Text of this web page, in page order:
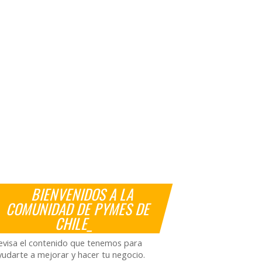
BIENVENIDOS A LA
COMUNIDAD DE PYMES DE
CHILE_
el contenido que tenemos para
a mejorar y hacer tu negocio.